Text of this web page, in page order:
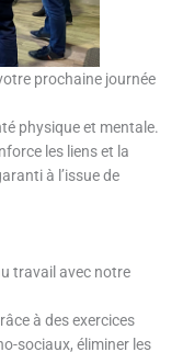
prochaine journée
physique et mentale.
les liens et la
à l’issue de
travail avec notre
à des exercices
sociaux, éliminer les